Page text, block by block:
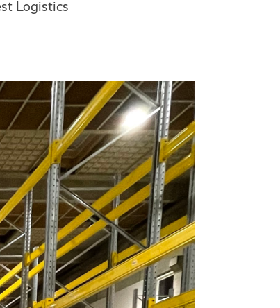
Logistics